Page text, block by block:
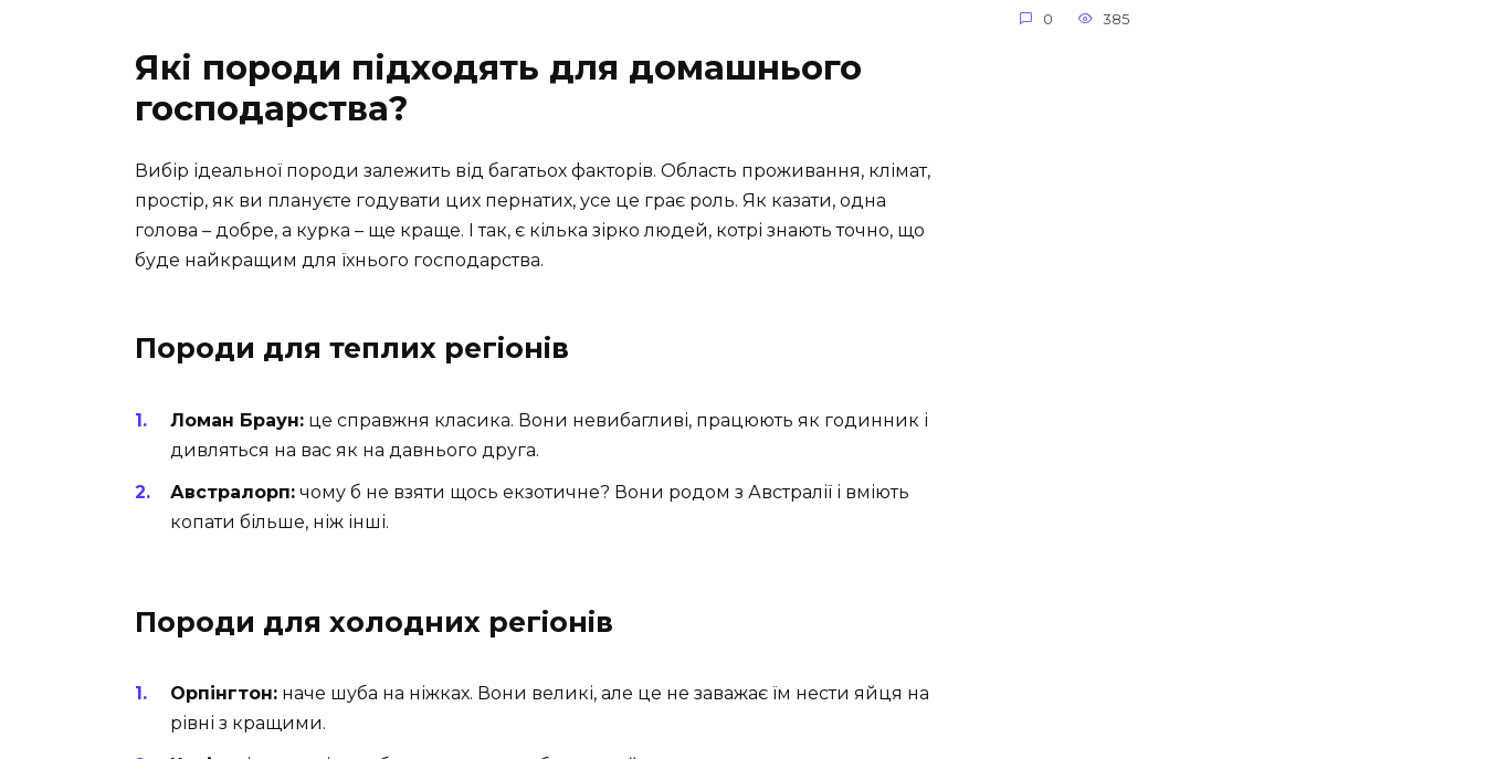
Які породи підходять для домашнього
господарства?
Вибір ідеальної породи залежить від багатьох факторів. Область проживання, клімат,
простір, як ви плануєте годувати цих пернатих, усе це грає роль. Як казати, одна
голова – добре, а курка – ще краще. І так, є кілька зірко людей, котрі знають точно, що
буде найкращим для їхнього господарства.
Породи для теплих регіонів
Ломан Браун: це справжня класика. Вони невибагливі, працюють як годинник і
дивляться на вас як на давнього друга.
Австралорп: чому б не взяти щось екзотичне? Вони родом з Австралії і вміють
копати більше, ніж інші.
Породи для холодних регіонів
Орпінгтон: наче шуба на ніжках. Вони великі, але це не заважає їм нести яйця на
рівні з кращими.
0 385